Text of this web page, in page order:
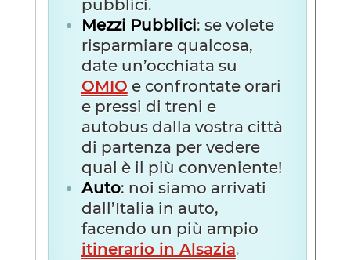
pubblici.
Mezzi Pubblici: se volete
risparmiare qualcosa,
date un’occhiata su
OMIO e confrontate orari
e pressi di treni e
autobus dalla vostra città
di partenza per vedere
qual è il più conveniente!
Auto: noi siamo arrivati
dall’Italia in auto,
facendo un più ampio
itinerario in Alsazia.